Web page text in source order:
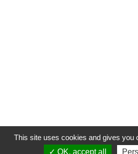
This site uses cookies and gives you
✓ OK, accept all